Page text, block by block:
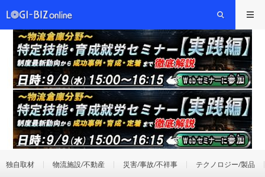
独自取材 物流施設/不動産 災害/事故/不祥事 テクノロジー/製品